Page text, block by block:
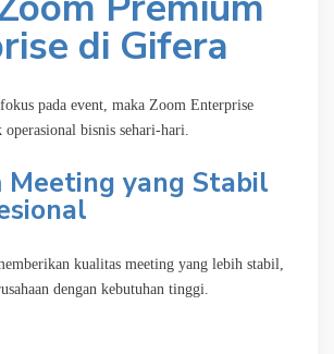
di Gifera
pada event, maka Zoom Enterprise
operasional bisnis sehari-hari.
Meeting yang Stabil
kualitas meeting yang lebih stabil,
dengan kebutuhan tinggi.